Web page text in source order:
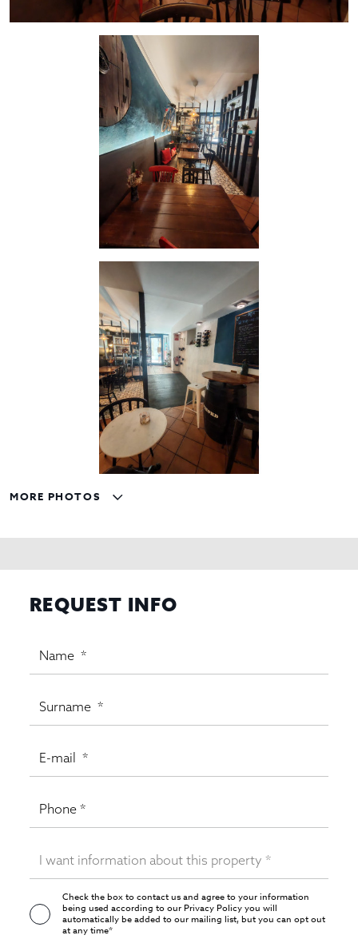
MORE PHOTOS
REQUEST INFO
Check the box to contact us and agree to your information
being used according to ourPrivacy Policyyou will
automatically be added to our mailing list, but you can opt out
at any time*